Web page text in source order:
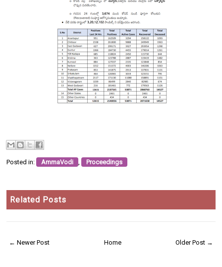
Posted in: AmmaVodi , Proceedings
Related Posts
← Newer Post Older Post →
Home